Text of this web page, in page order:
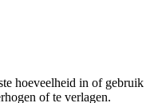
hoeveelheid in of gebruik
of te verlagen.